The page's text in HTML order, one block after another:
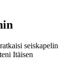
seiskapelin
Itäisen